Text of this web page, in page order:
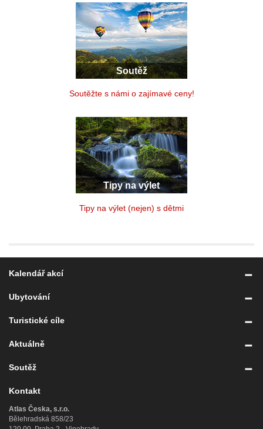
Soutěž
Soutěžte s námi o zajímavé ceny!
Tipy na výlet
Tipy na výlet (nejen) s dětmi
Kalendář akcí
Ubytování
Turistické cíle
Aktuálně
Soutěž
Kontakt
Atlas Česka, s.r.o.
Bělehradská 858/23